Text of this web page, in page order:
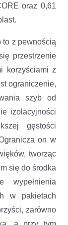
oraz 0,61
z pewnością
przestrzenie
korzyściami z
ograniczenie,
szyb od
izolacyjności
gęstości
on w
tworząc
się do środka
wypełnienia
w pakietach
zarówno